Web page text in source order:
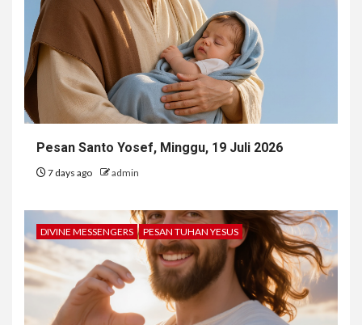
Pesan Santo Yosef, Minggu, 19 Juli 2026
7 days ago admin
DIVINE MESSENGERS PESAN TUHAN YESUS